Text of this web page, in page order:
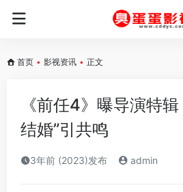
首页 • 影视资讯 • 正文
《前任4》曝导演特
结婚”引共鸣
3年前 (2023)发布 admin